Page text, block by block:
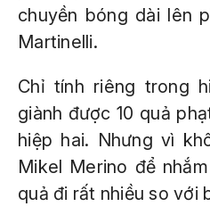
chuyền bóng dài lên
Martinelli.
Chỉ tính riêng trong
giành được 10 quả
hiệp hai. Nhưng vì
Mikel Merino để
quả đi rất nhiều so với